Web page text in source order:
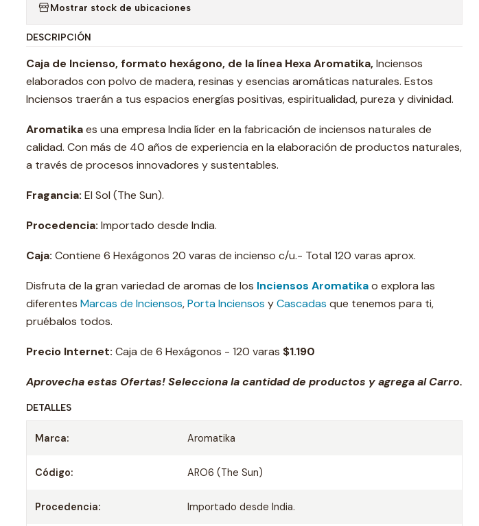
Mostrar stock de ubicaciones
DESCRIPCIÓN
Caja de Incienso, formato hexágono, de la línea Hexa Aromatika,Inciensos
elaborados con polvo de madera, resinas y esencias aromáticas naturales. Estos
Inciensos traerán a tus espacios energías positivas, espiritualidad, pureza y divinidad.
Aromatikaes una empresa India líder en la fabricación de inciensos naturales de
calidad. Con más de 40 años de experiencia en la elaboración de productos naturales,
a través de procesos innovadores y sustentables.
Fragancia: El Sol (The Sun).
Procedencia: Importado desde India.
Caja: Contiene 6 Hexágonos 20 varas de incienso c/u.- Total 120 varas aprox.
Disfruta de la gran variedad de aromas de los Inciensos Aromatikao explora las
diferentes Marcas de Inciensos,Porta Inciensos yCascadas que tenemos para ti,
pruébalos todos.
Precio Internet: Caja de 6 Hexágonos - 120 varas $1.190
Aprovecha estas Ofertas! Selecciona la cantidad de productos y agrega al Carro.
DETALLES
Marca: Aromatika
Código: ARO6 (The Sun)
Procedencia: Importado desde India.